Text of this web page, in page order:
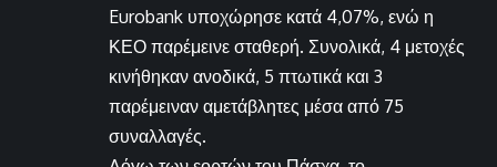
Eurobank υποχώρησε κατά 4,07%, ενώ η
ΚΕΟ παρέμεινε σταθερή. Συνολικά, 4 μετοχές
κινήθηκαν ανοδικά, 5 πτωτικά και 3
παρέμειναν αμετάβλητες μέσα από 75
συναλλαγές.